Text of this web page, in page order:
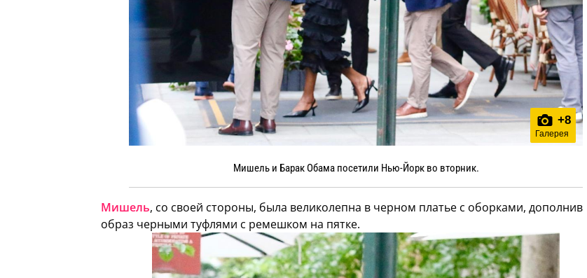
+8
Галерея
Мишель и Барак Обама посетили Нью-Йорк во вторник.
Мишель, со своей стороны, была великолепна в черном платье с оборками, дополнив
образ черными туфлями с ремешком на пятке.